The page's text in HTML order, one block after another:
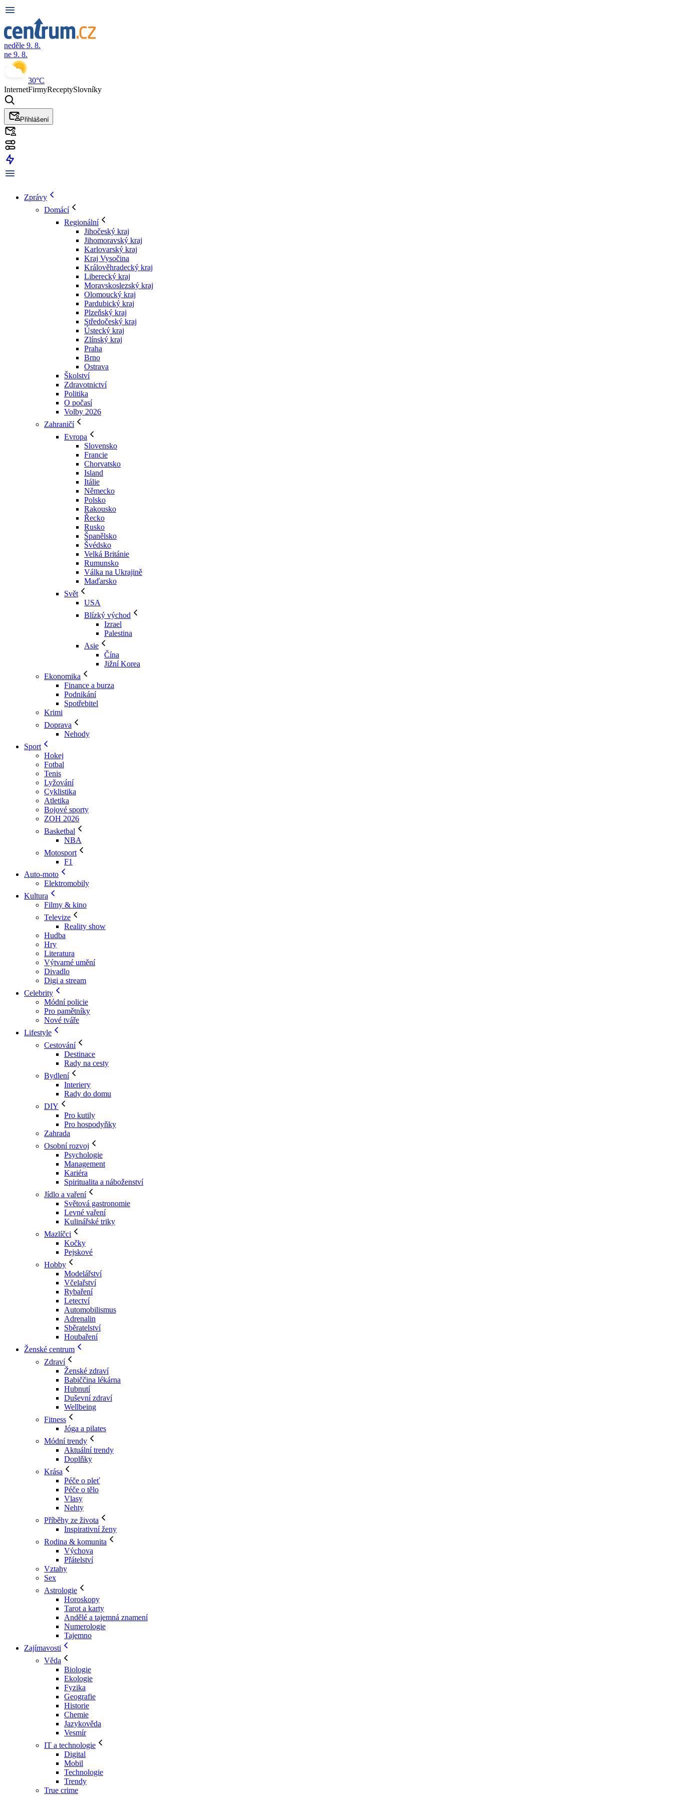
neděle 9. 8.
ne 9. 8.
30°C
InternetFirmyReceptySlovníky
Přihlášení
Zprávy
Domácí
Regionální
Jihočeský kraj
Jihomoravský kraj
Karlovarský kraj
Kraj Vysočina
Králověhradecký kraj
Liberecký kraj
Moravskoslezský kraj
Olomoucký kraj
Pardubický kraj
Plzeňský kraj
Středočeský kraj
Ústecký kraj
Zlínský kraj
Praha
Brno
Ostrava
Školství
Zdravotnictví
Politika
O počasí
Volby 2026
Zahraničí
Evropa
Slovensko
Francie
Chorvatsko
Island
Itálie
Německo
Polsko
Rakousko
Řecko
Rusko
Španělsko
Švédsko
Velká Británie
Rumunsko
Válka na Ukrajině
Maďarsko
Svět
USA
Blízký východ
Izrael
Palestina
Asie
Čína
Jižní Korea
Ekonomika
Finance a burza
Podnikání
Spotřebitel
Krimi
Doprava
Nehody
Sport
Hokej
Fotbal
Tenis
Lyžování
Cyklistika
Atletika
Bojové sporty
ZOH 2026
Basketbal
NBA
Motosport
F1
Auto-moto
Elektromobily
Kultura
Filmy & kino
Televize
Reality show
Hudba
Hry
Literatura
Výtvarné umění
Divadlo
Digi a stream
Celebrity
Módní policie
Pro pamětníky
Nové tváře
Lifestyle
Cestování
Destinace
Rady na cesty
Bydlení
Interiery
Rady do domu
DIY
Pro kutily
Pro hospodyňky
Zahrada
Osobní rozvoj
Psychologie
Management
Kariéra
Spiritualita a náboženství
Jídlo a vaření
Světová gastronomie
Levné vaření
Kulinářské triky
Mazlíčci
Kočky
Pejskové
Hobby
Modelářství
Včelařství
Rybaření
Letectví
Automobilismus
Adrenalin
Sběratelství
Houbaření
Ženské centrum
Zdraví
Ženské zdraví
Babiččina lékárna
Hubnutí
Duševní zdraví
Wellbeing
Fitness
Jóga a pilates
Módní trendy
Aktuální trendy
Doplňky
Krása
Péče o pleť
Péče o tělo
Vlasy
Nehty
Příběhy ze života
Inspirativní ženy
Rodina & komunita
Výchova
Přátelství
Vztahy
Sex
Astrologie
Horoskopy
Tarot a karty
Andělé a tajemná znamení
Numerologie
Tajemno
Zajímavosti
Věda
Biologie
Ekologie
Fyzika
Geografie
Historie
Chemie
Jazykověda
Vesmír
IT a technologie
Digital
Mobil
Technologie
Trendy
True crime